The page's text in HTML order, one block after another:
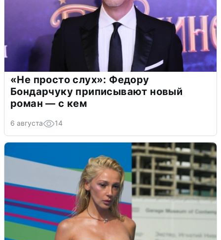
«Не просто слух»: Федору
Бондарчуку приписывают новый
роман — с кем
6 августа 14